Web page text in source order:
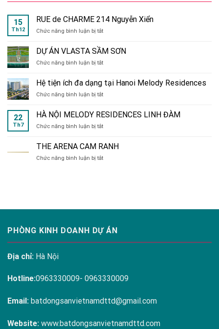
15
Th12
RUE de CHARME 214 Nguyễn Xiển
Chức năng bình luận bị tắtở
de
CHARME
214
Xiển
DỰ ÁN VLASTA SẦM SƠN
Chức năng bình luận bị tắtở
ÁN
VLASTA
SẦM
Hệ tiện ích đa dạng tại Hanoi Melody Residences
Chức năng bình luận bị tắtở
tiện
ích
đa
tại
Melody
22
Th7
HÀ NỘI MELODY RESIDENCES LINH ĐÀM
Chức năng bình luận bị tắtở
NỘI
MELODY
RESIDENCES
THE ARENA CAM RANH
Chức năng bình luận bị tắtở
PHÒNG KINH DOANH DỰ ÁN
Địa chỉ: Hà Nội
Hotline:0963330009- 0963330009
Email: batdongsanvietnamdttd@gmail.com
Website: www.batdongsanvietnamdttd.com